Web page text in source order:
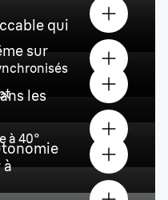
qui
sur
les
à 40°
à